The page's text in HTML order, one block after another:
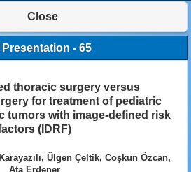
Close
Presentation - 65
thoracic surgery versus
for treatment of pediatric
tumors with image-defined risk
(IDRF)
Ülgen Çeltik, Coşkun Özcan,
Ata Erdener